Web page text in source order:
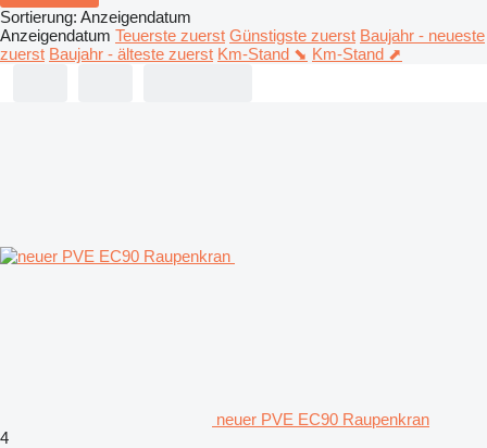
Sortierung: Anzeigendatum
Anzeigendatum Teuerste zuerst Günstigste zuerst Baujahr - neueste
zuerst Baujahr - älteste zuerst Km-Stand ⬊ Km-Stand ⬈
neuer PVE EC90 Raupenkran
4